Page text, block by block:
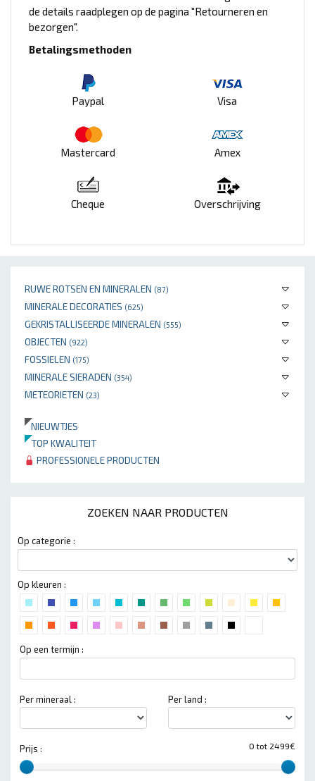
RUWE ROTSEN EN MINERALEN (87)
MINERALE DECORATIES (625)
GEKRISTALLISEERDE MINERALEN (555)
OBJECTEN (922)
FOSSIELEN (175)
MINERALE SIERADEN (354)
METEORIETEN (23)
NIEUWTJES
TOP KWALITEIT
PROFESSIONELE PRODUCTEN
ZOEKEN NAAR PRODUCTEN
Op categorie :
Op kleuren :
Op een termijn :
Per mineraal : Per land :
0 tot 2499€
Prijs :
de details raadplegen op de pagina "Retourneren en
bezorgen".
Betalingsmethoden
Paypal Visa
Mastercard Amex
Cheque Overschrijving